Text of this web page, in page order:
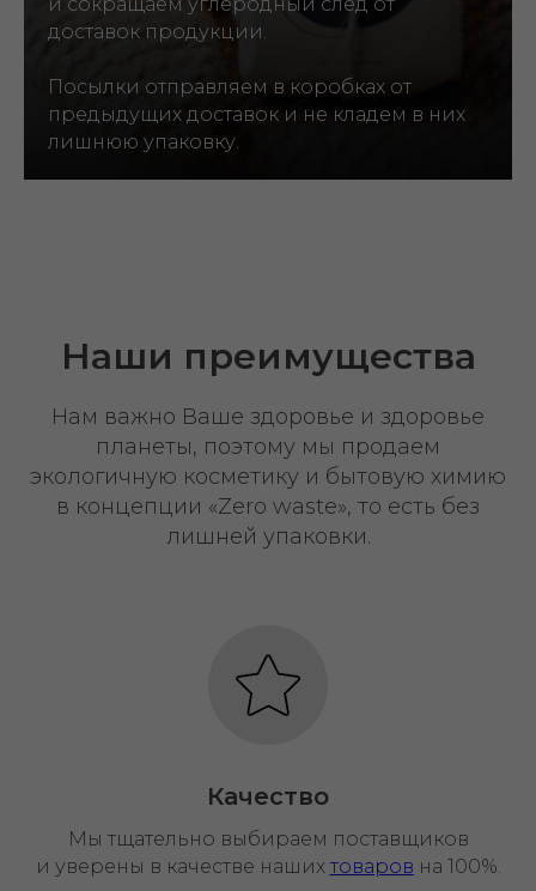
и сокращаем углеродный след от
доставок продукции.
Посылки отправляем в коробках от
предыдущих доставок и не кладем в них
лишнюю упаковку.
Наши преимущества
Нам важно Ваше здоровье и здоровье
планеты, поэтому мы продаем
экологичную косметику и бытовую химию
в концепции «Zero waste», то есть без
лишней упаковки.
Качество
Мы тщательно выбираем поставщиков
и уверены в качестве наших товаров на 100%.